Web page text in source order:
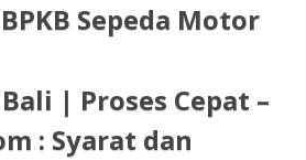
Sepeda Motor
| Proses Cepat –
: Syarat dan